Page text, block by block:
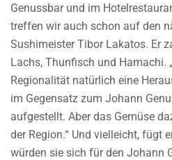
Genussbar und im
treffen wir auch schon auf den
Sushimeister Tibor Lakatos. Er
Lachs, Thunfisch und Hamachi.
Regionalität natürlich eine
im Gegensatz zum Johann
aufgestellt. Aber das Gemüse
der Region.“ Und vielleicht, fügt
würden sie sich für den Johann